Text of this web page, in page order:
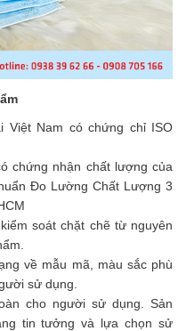
Việt Nam có chứng chỉ ISO
chứng nhận chất lượng của
Đo Lường Chất Lượng 3
soát chặt chẽ từ nguyên
về mẫu mã, màu sắc phù
sử dụng.
cho người sử dụng. Sản
tin tưởng và lựa chọn sử